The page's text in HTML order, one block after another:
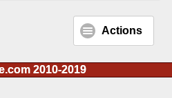
Actions
2010-2019